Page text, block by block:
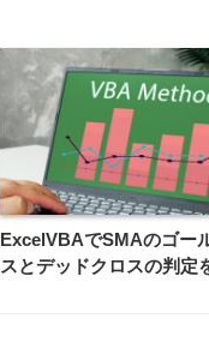
ExcelVBAでSMAのゴー
スとデッドクロスの判定